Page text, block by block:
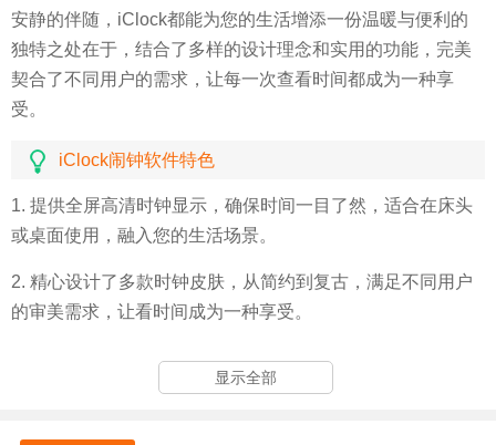
安静的伴随，iClock都能为您的生活增添一份温暖与便利的
独特之处在于，结合了多样的设计理念和实用的功能，完美
契合了不同用户的需求，让每一次查看时间都成为一种享
受。
iClock闹钟软件特色
1. 提供全屏高清时钟显示，确保时间一目了然，适合在床头
或桌面使用，融入您的生活场景。
2. 精心设计了多款时钟皮肤，从简约到复古，满足不同用户
的审美需求，让看时间成为一种享受。
3. 创新悬浮功能，秒表和闹钟可以浮动在屏幕上，随时掌握
时间流逝，不再错过重要瞬间。
显示全部